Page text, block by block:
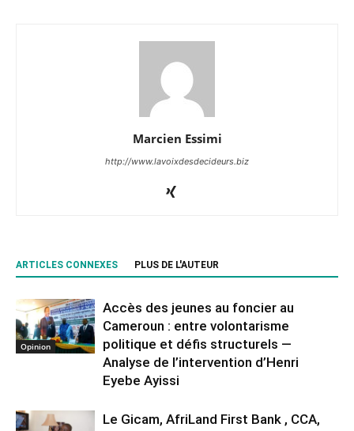
Marcien Essimi
http://www.lavoixdesdecideurs.biz
ARTICLES CONNEXES PLUS DE L'AUTEUR
Opinion
Accès des jeunes au foncier au
Cameroun : entre volontarisme
politique et défis structurels —
Analyse de l’intervention d’Henri
Eyebe Ayissi
Le Gicam, AfriLand First Bank , CCA,